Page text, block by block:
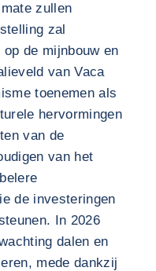
zullen
zal
de mijnbouw en
van Vaca
toenemen als
hervormingen
van de
van het
de investeringen
In 2026
dalen en
mede dankzij